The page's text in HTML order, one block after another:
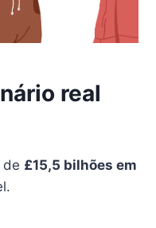
real
de £15,5 bilhões em